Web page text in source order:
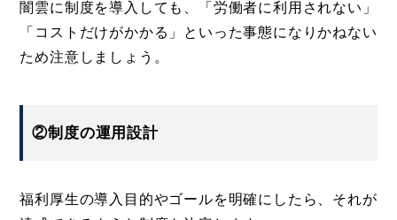
闇雲に制度を導入しても、「労働者に利用されない」
「コストだけがかかる」といった事態になりかねない
ため注意しましょう。
②制度の運用設計
福利厚生の導入目的やゴールを明確にしたら、それが